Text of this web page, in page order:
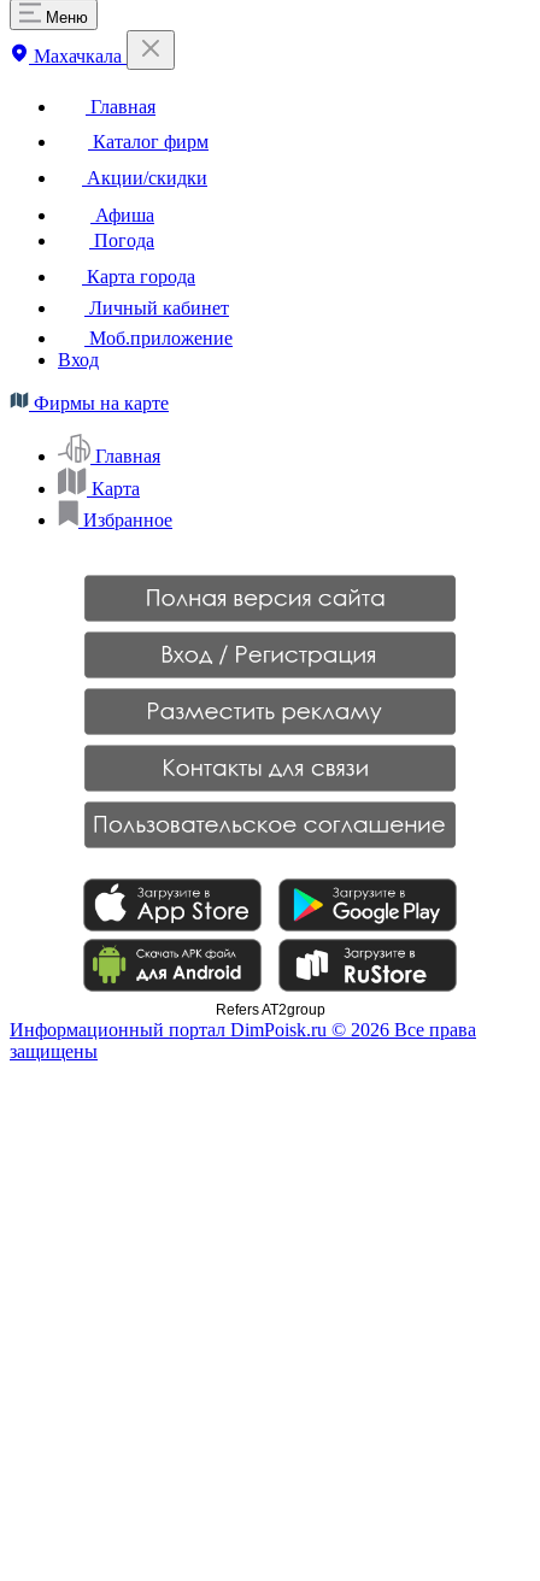
Меню
Махачкала
Главная
Каталог фирм
Акции/скидки
Афиша
Погода
Карта города
Личный кабинет
Моб.приложение
Вход
Фирмы на карте
Главная
Карта
Избранное
Refers AT2group
Информационный портал DimPoisk.ru © 2026 Все права
защищены